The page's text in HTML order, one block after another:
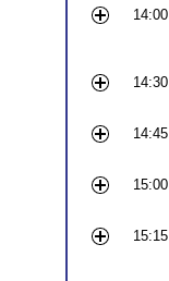
14:00
14:30
14:45
15:00
15:15